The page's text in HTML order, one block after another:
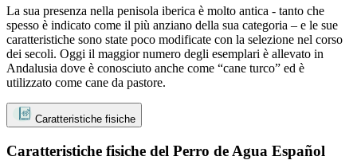
La sua presenza nella penisola iberica è molto antica - tanto che
spesso è indicato come il più anziano della sua categoria – e le sue
caratteristiche sono state poco modificate con la selezione nel corso
dei secoli. Oggi il maggior numero degli esemplari è allevato in
Andalusia dove è conosciuto anche come “cane turco” ed è
utilizzato come cane da pastore.
Caratteristiche fisiche
Caratteristiche fisiche del Perro de Agua Español